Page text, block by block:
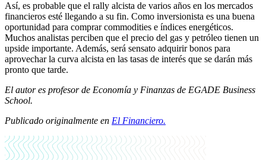
Así, es probable que el rally alcista de varios años en los mercados
financieros esté llegando a su fin. Como inversionista es una buena
oportunidad para comprar commodities e índices energéticos.
Muchos analistas perciben que el precio del gas y petróleo tienen un
upside importante. Además, será sensato adquirir bonos para
aprovechar la curva alcista en las tasas de interés que se darán más
pronto que tarde.
El autor es profesor de Economía y Finanzas de EGADE Business
School.
Publicado originalmente en El Financiero.